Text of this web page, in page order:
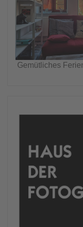
Gemütliches